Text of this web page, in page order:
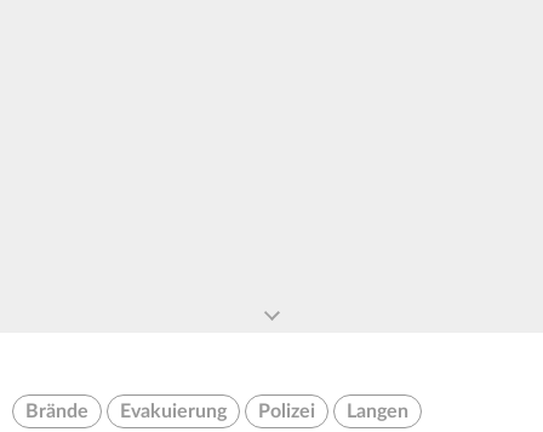
Brände Evakuierung Polizei Langen